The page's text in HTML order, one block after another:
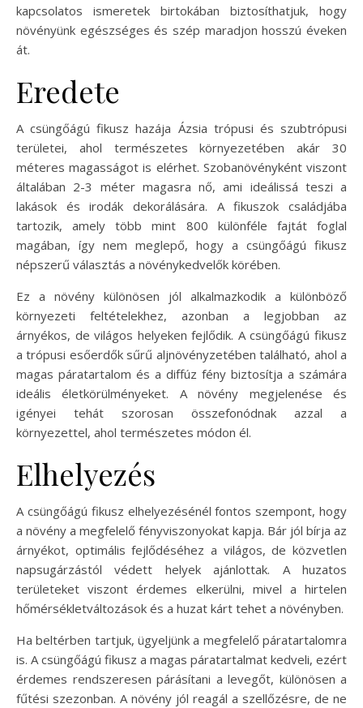
kapcsolatos ismeretek birtokában biztosíthatjuk, hogy
növényünk egészséges és szép maradjon hosszú éveken
át.
Eredete
A csüngőágú fikusz hazája Ázsia trópusi és szubtrópusi
területei, ahol természetes környezetében akár 30
méteres magasságot is elérhet. Szobanövényként viszont
általában 2-3 méter magasra nő, ami ideálissá teszi a
lakások és irodák dekorálására. A fikuszok családjába
tartozik, amely több mint 800 különféle fajtát foglal
magában, így nem meglepő, hogy a csüngőágú fikusz
népszerű választás a növénykedvelők körében.
Ez a növény különösen jól alkalmazkodik a különböző
környezeti feltételekhez, azonban a legjobban az
árnyékos, de világos helyeken fejlődik. A csüngőágú fikusz
a trópusi esőerdők sűrű aljnövényzetében található, ahol a
magas páratartalom és a diffúz fény biztosítja a számára
ideális életkörülményeket. A növény megjelenése és
igényei tehát szorosan összefonódnak azzal a
környezettel, ahol természetes módon él.
Elhelyezés
A csüngőágú fikusz elhelyezésénél fontos szempont, hogy
a növény a megfelelő fényviszonyokat kapja. Bár jól bírja az
árnyékot, optimális fejlődéséhez a világos, de közvetlen
napsugárzástól védett helyek ajánlottak. A huzatos
területeket viszont érdemes elkerülni, mivel a hirtelen
hőmérsékletváltozások és a huzat kárt tehet a növényben.
Ha beltérben tartjuk, ügyeljünk a megfelelő páratartalomra
is. A csüngőágú fikusz a magas páratartalmat kedveli, ezért
érdemes rendszeresen párásítani a levegőt, különösen a
fűtési szezonban. A növény jól reagál a szellőzésre, de ne